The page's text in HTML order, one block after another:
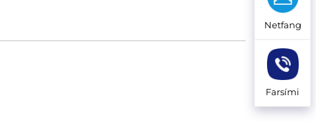
Netfang
Farsími